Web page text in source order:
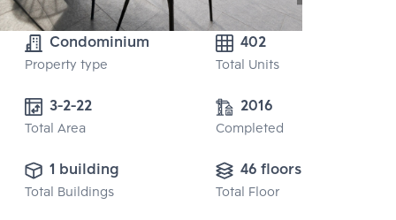
Condominium
Property type
402
Total Units
Total Area
2016
Completed
1 building
Total Buildings
46 floors
Total Floor